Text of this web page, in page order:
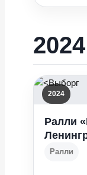
2024
2024
Ралли
Ралли